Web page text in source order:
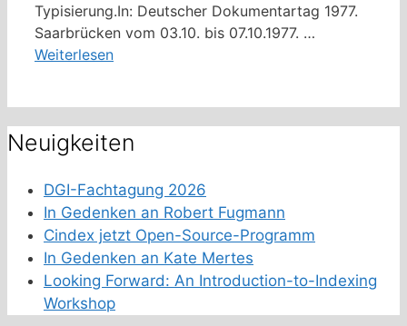
Typisierung.In: Deutscher Dokumentartag 1977.
Saarbrücken vom 03.10. bis 07.10.1977. …
Weiterlesen
Neuigkeiten
DGI-Fachtagung 2026
In Gedenken an Robert Fugmann
Cindex jetzt Open-Source-Programm
In Gedenken an Kate Mertes
Looking Forward: An Introduction-to-Indexing
Workshop